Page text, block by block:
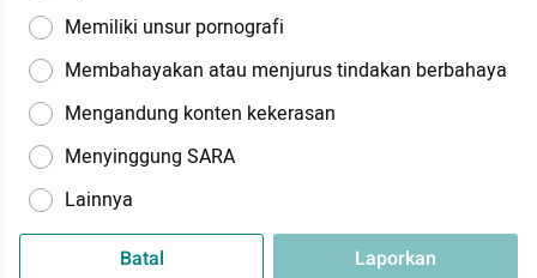
Memiliki unsur pornografi
Membahayakan atau menjurus tindakan berbahaya
Mengandung konten kekerasan
Menyinggung SARA
Lainnya
Batal Laporkan